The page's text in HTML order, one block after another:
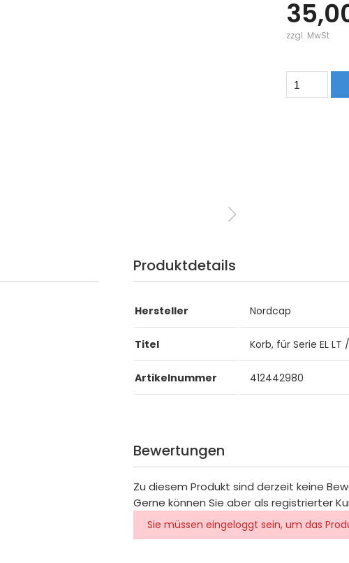
zzgl. MwSt
Produktdetails
Hersteller Nordcap
Titel Korb, für Serie EL LT
Artikelnummer 412442980
Bewertungen
Zu diesem Produkt sind derzeit keine
Gerne können Sie aber als registrierter
Sie müssen eingeloggt sein, um das